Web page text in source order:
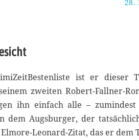
28.
ist er dieser
zweiten Robert-Fallner-
ihn einfach alle – zumindest
dem Augsburger, der
Leonard-Zitat, das er dem